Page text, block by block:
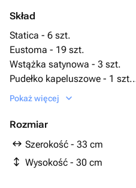
Skład
Statica - 6 szt.
Eustoma - 19 szt.
Wstążka satynowa - 3 szt.
Pudełko kapeluszowe - 1 szt.
Губка флористическая - 1 szt.
Pokaż więcej
Rozmiar
Szerokość - 33 cm
Wysokość - 30 cm